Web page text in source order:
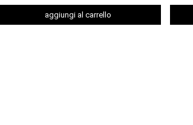
aggiungi al carrello